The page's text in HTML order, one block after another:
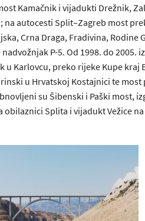
Kamačnik i vijadukti Drežnik,
na autocesti Split–Zagreb most
Crna Draga, Fradivina, Rodine
P-5. Od 1998. do 2005.
u Karlovcu, preko rijeke Kupe kraj
u Hrvatskoj Kostajnici te most
su Šibenski i Paški most,
obilaznici Splita i vijadukt Vežice